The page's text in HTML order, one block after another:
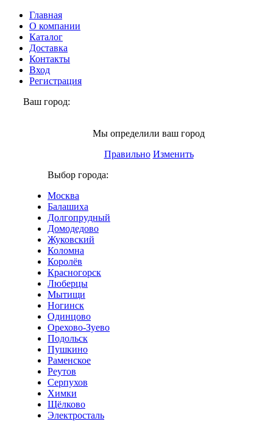
Главная
О компании
Каталог
Доставка
Контакты
Вход
Регистрация
Ваш город:
Мы определили ваш город
Правильно Изменить
Выбор города:
Москва
Балашиха
Долгопрудный
Домодедово
Жуковский
Коломна
Королёв
Красногорск
Люберцы
Мытищи
Ногинск
Одинцово
Орехово-Зуево
Подольск
Пушкино
Раменское
Реутов
Серпухов
Химки
Щёлково
Электросталь